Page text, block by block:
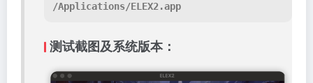
/Applications/ELEX2.app
测试截图及系统版本：